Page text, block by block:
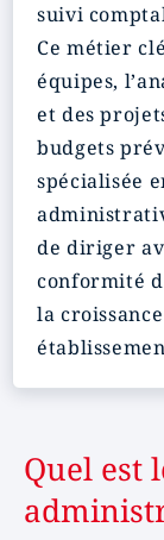
suivi
Ce métier
équipes,
et des
budgets
spécialisée
de diriger
conformité
la
Quel est